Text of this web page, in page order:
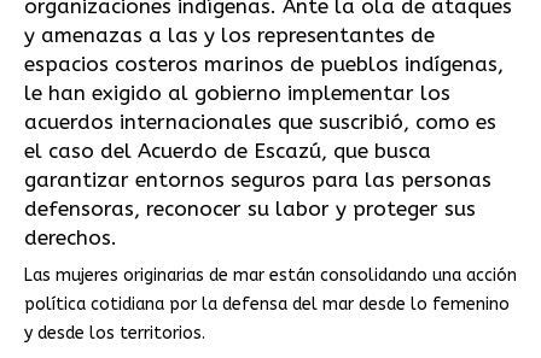
organizaciones indígenas. Ante la ola de ataques
y amenazas a las y los representantes de
espacios costeros marinos de pueblos indígenas,
le han exigido al gobierno implementar los
acuerdos internacionales que suscribió, como es
el caso del Acuerdo de Escazú, que busca
garantizar entornos seguros para las personas
defensoras, reconocer su labor y proteger sus
derechos.
Las mujeres originarias de mar están consolidando una acción
política cotidiana por la defensa del mar desde lo femenino
y desde los territorios.